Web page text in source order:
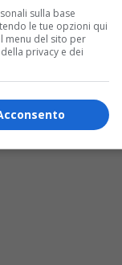
sulla base
le tue opzioni qui
menu del sito per
privacy e dei